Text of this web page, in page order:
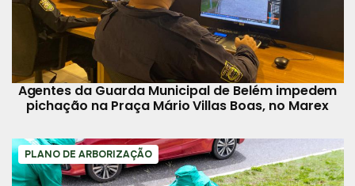
Agentes da Guarda Municipal de Belém impedem
pichação na Praça Mário Villas Boas, no Marex
PLANO DE ARBORIZAÇÃO